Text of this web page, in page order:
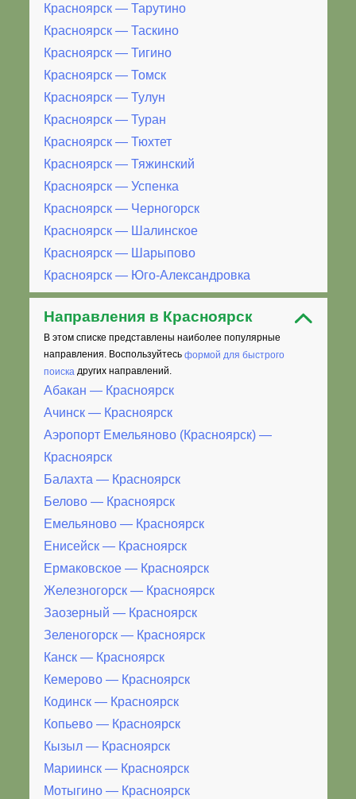
Красноярск — Тарутино
Красноярск — Таскино
Красноярск — Тигино
Красноярск — Томск
Красноярск — Тулун
Красноярск — Туран
Красноярск — Тюхтет
Красноярск — Тяжинский
Красноярск — Успенка
Красноярск — Черногорск
Красноярск — Шалинское
Красноярск — Шарыпово
Красноярск — Юго-Александровка
Направления в Красноярск
В этом списке представлены наиболее популярные
направления. Воспользуйтесьформой для быстрого
поиска других направлений.
Абакан — Красноярск
Ачинск — Красноярск
Аэропорт Емельяново (Красноярск) —
Красноярск
Балахта — Красноярск
Белово — Красноярск
Емельяново — Красноярск
Енисейск — Красноярск
Ермаковское — Красноярск
Железногорск — Красноярск
Заозерный — Красноярск
Зеленогорск — Красноярск
Канск — Красноярск
Кемерово — Красноярск
Кодинск — Красноярск
Копьево — Красноярск
Кызыл — Красноярск
Мариинск — Красноярск
Мотыгино — Красноярск